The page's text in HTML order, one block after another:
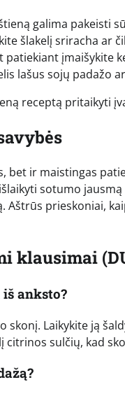
galima pakeisti
šlakelį sriracha ar
patiekiant įmaišykite
lašus sojų padažo
receptą pritaikyti
bet ir maistingas
sotumo
prieskoniai,
klausimai
anksto?
skonį. Laikykite ją
citrinos sulčių, kad